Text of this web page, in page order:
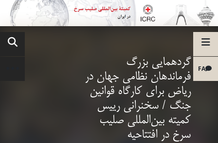
FA
گردهمایی بزرگ
فرماندهان نظامی جهان در
ریاض برای کارگاه قوانین
جنگ / سخنرانی رییس
کمیته بین‌المللی صلیب
سرخ در افتتاحیه